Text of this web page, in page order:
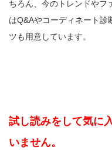
ちろん、今のトレンドやフ
はQ&Aやコーディネート診
ツも用意しています。
試し読みをして気に
いません。